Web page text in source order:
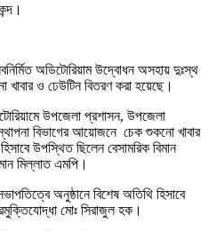
অডিটোরিয়াম উদ্বোধন অসহায় দুঃস্থ
খাবার ও ঢেউটিন বিতরণ করা হয়েছে।
উপজেলা প্রশাসন, উপজেলা
বিভাগের আয়োজনে চেক শুকনো খাবার
উপস্থিত ছিলেন বেসামরিক বিমান
মিল্লাত এমপি।
অনুষ্ঠানে বিশেষ অতিথি হিসাবে
মোঃ সিরাজুল হক।